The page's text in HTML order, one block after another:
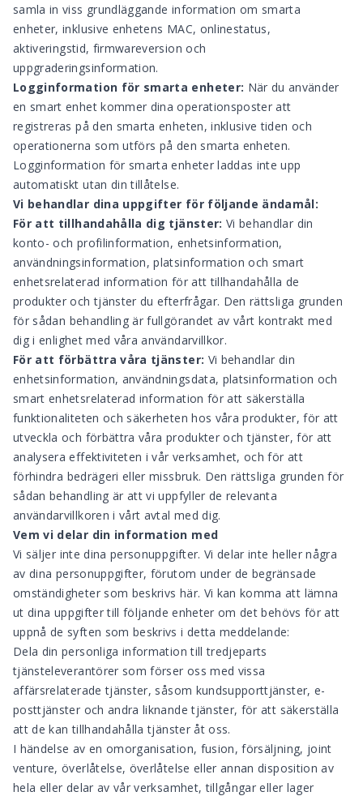
samla in viss grundläggande information om smarta
enheter, inklusive enhetens MAC, onlinestatus,
aktiveringstid, firmwareversion och
uppgraderingsinformation.
Logginformation för smarta enheter: När du använder
en smart enhet kommer dina operationsposter att
registreras på den smarta enheten, inklusive tiden och
operationerna som utförs på den smarta enheten.
Logginformation för smarta enheter laddas inte upp
automatiskt utan din tillåtelse.
Vi behandlar dina uppgifter för följande ändamål:
För att tillhandahålla dig tjänster: Vi behandlar din
konto- och profilinformation, enhetsinformation,
användningsinformation, platsinformation och smart
enhetsrelaterad information för att tillhandahålla de
produkter och tjänster du efterfrågar. Den rättsliga grunden
för sådan behandling är fullgörandet av vårt kontrakt med
dig i enlighet med våra användarvillkor.
För att förbättra våra tjänster: Vi behandlar din
enhetsinformation, användningsdata, platsinformation och
smart enhetsrelaterad information för att säkerställa
funktionaliteten och säkerheten hos våra produkter, för att
utveckla och förbättra våra produkter och tjänster, för att
analysera effektiviteten i vår verksamhet, och för att
förhindra bedrägeri eller missbruk. Den rättsliga grunden för
sådan behandling är att vi uppfyller de relevanta
användarvillkoren i vårt avtal med dig.
Vem vi delar din information med
Vi säljer inte dina personuppgifter. Vi delar inte heller några
av dina personuppgifter, förutom under de begränsade
omständigheter som beskrivs här. Vi kan komma att lämna
ut dina uppgifter till följande enheter om det behövs för att
uppnå de syften som beskrivs i detta meddelande:
Dela din personliga information till tredjeparts
tjänsteleverantörer som förser oss med vissa
affärsrelaterade tjänster, såsom kundsupporttjänster, e-
posttjänster och andra liknande tjänster, för att säkerställa
att de kan tillhandahålla tjänster åt oss.
I händelse av en omorganisation, fusion, försäljning, joint
venture, överlåtelse, överlåtelse eller annan disposition av
hela eller delar av vår verksamhet, tillgångar eller lager